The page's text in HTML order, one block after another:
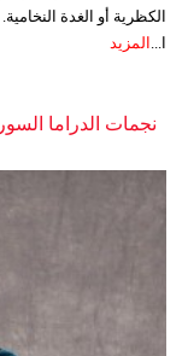
الكظرية أو الغدة
ا...
المزيد
نجمات الدراما